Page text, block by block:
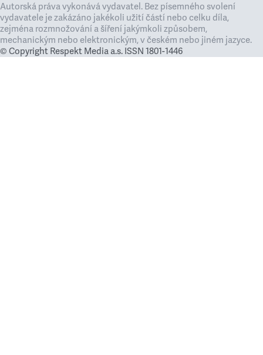
Autorská práva vykonává vydavatel. Bez písemného svolení
vydavatele je zakázáno jakékoli užití částí nebo celku díla,
zejména rozmnožování a šíření jakýmkoli způsobem,
mechanickým nebo elektronickým, v českém nebo jiném jazyce.
© Copyright Respekt Media a.s. ISSN 1801-1446